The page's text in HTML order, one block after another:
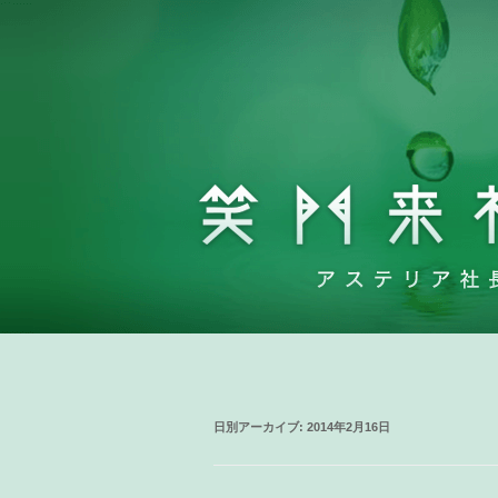
日別アーカイブ: 2014年2月16日